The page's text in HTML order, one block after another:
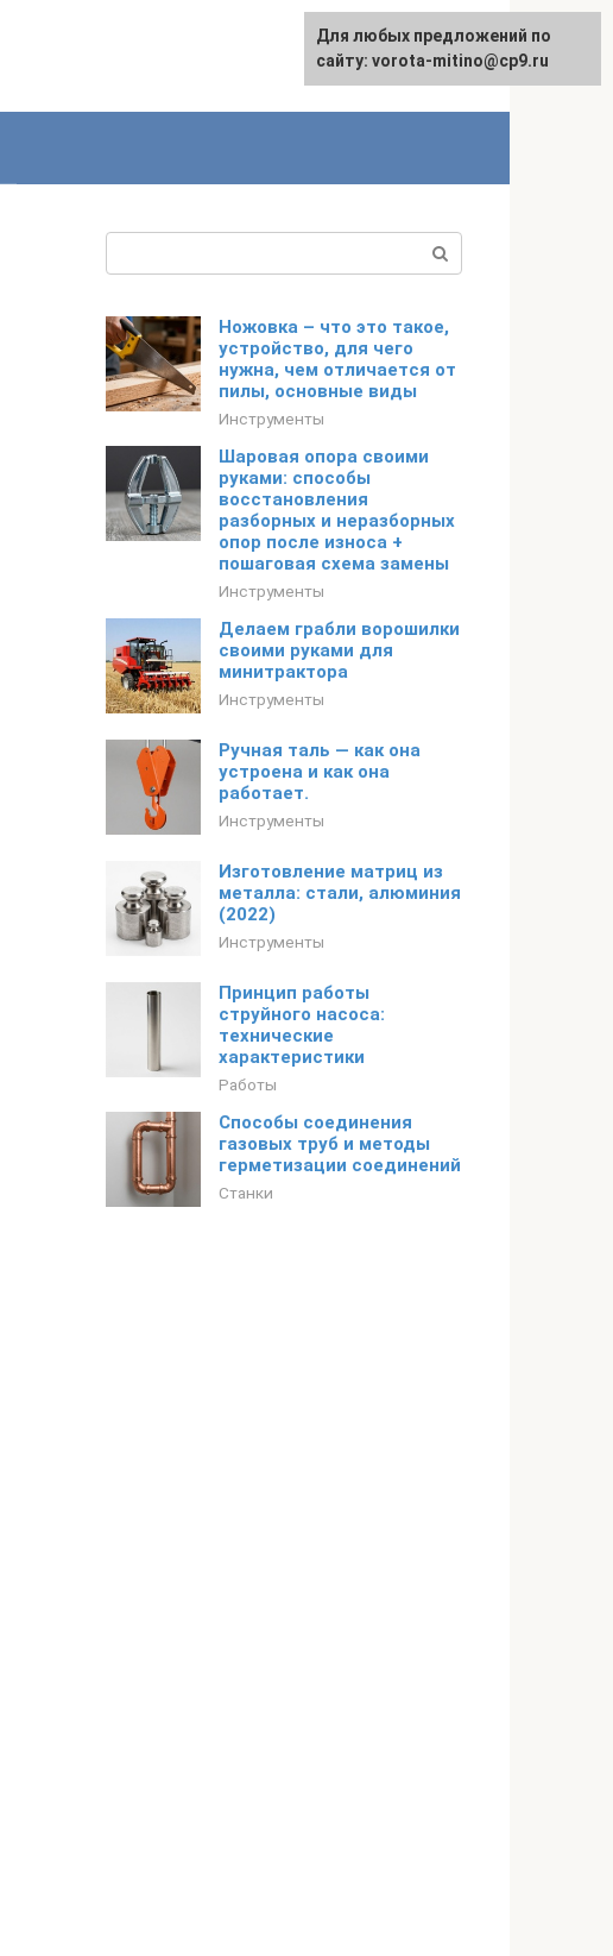
Ножовка – что это такое,
устройство, для чего
нужна, чем отличается от
пилы, основные виды
Инструменты
Шаровая опора своими
руками: способы
восстановления
разборных и неразборных
опор после износа +
пошаговая схема замены
Инструменты
Делаем грабли ворошилки
своими руками для
минитрактора
Инструменты
Ручная таль — как она
устроена и как она
работает.
Инструменты
Изготовление матриц из
металла: стали, алюминия
(2022)
Инструменты
Принцип работы
струйного насоса:
технические
характеристики
Работы
Способы соединения
газовых труб и методы
герметизации соединений
Станки
Для любых предложений по
сайту: vorota-mitino@cp9.ru